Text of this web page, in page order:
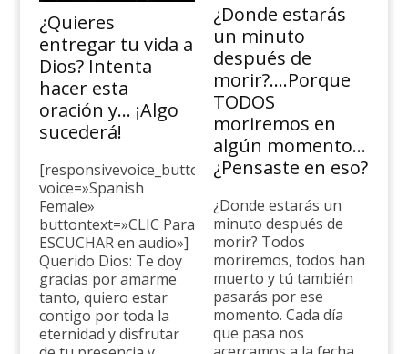
¿Quieres
entregar tu vida a
Dios? Intenta
hacer esta
oración y… ¡Algo
sucederá!
[responsivevoice_button
voice=»Spanish
Female»
buttontext=»CLIC Para
ESCUCHAR en audio»]
Querido Dios: Te doy
gracias por amarme
tanto, quiero estar
contigo por toda la
eternidad y disfrutar
¿Donde estarás
un minuto
después de
morir?….Porque
TODOS
moriremos en
algún momento…
¿Pensaste en eso?
¿Donde estarás un
minuto después de
morir? Todos
moriremos, todos han
muerto y tú también
pasarás por ese
momento. Cada día
que pasa nos